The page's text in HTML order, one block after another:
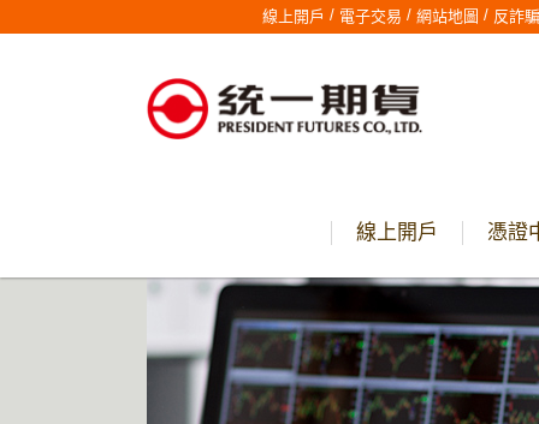
線上開戶 / 電子交易 / 網站地圖 / 反詐
線上開戶 憑證